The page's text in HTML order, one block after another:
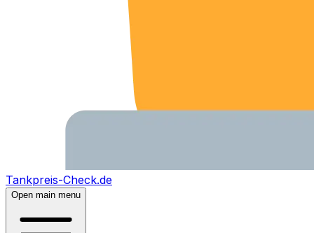
Tankpreis-Check.de
Open main menu